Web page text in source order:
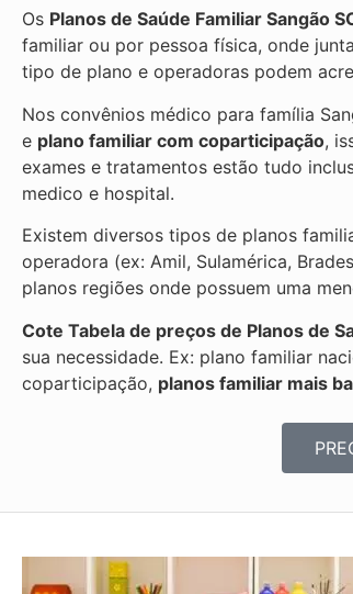
Os Planos de Saúde Familiar Sangão
familiar ou por pessoa física, onde
tipo de plano e operadoras podem
Nos convênios médico para família
e plano familiar com coparticipação,
exames e tratamentos estão tudo
medico e hospital.
Existem diversos tipos de planos
operadora (ex: Amil, Sulamérica,
planos regiões onde possuem uma
Cote Tabela de preços de Planos de
sua necessidade. Ex: plano familiar
coparticipação, planos familiar mais